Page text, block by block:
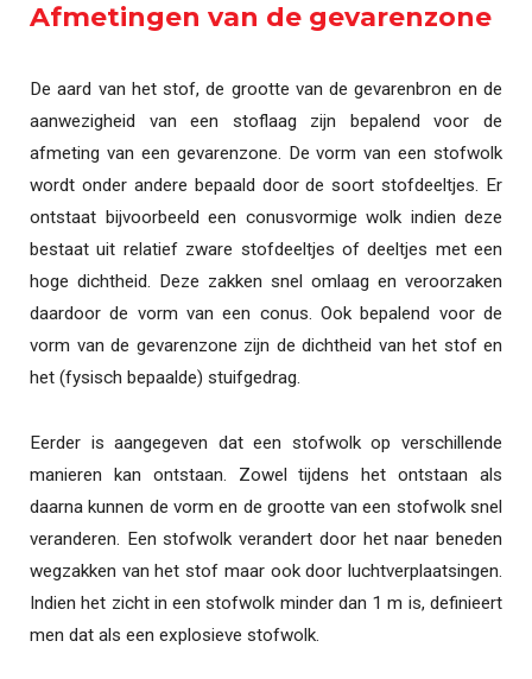
Afmetingen van de gevarenzone
De aard van het stof, de grootte van de gevarenbron en de
aanwezigheid van een stoflaag zijn bepalend voor de
afmeting van een gevarenzone. De vorm van een stofwolk
wordt onder andere bepaald door de soort stofdeeltjes. Er
ontstaat bijvoorbeeld een conusvormige wolk indien deze
bestaat uit relatief zware stofdeeltjes of deeltjes met een
hoge dichtheid. Deze zakken snel omlaag en veroorzaken
daardoor de vorm van een conus. Ook bepalend voor de
vorm van de gevarenzone zijn de dichtheid van het stof en
het (fysisch bepaalde) stuifgedrag.
Eerder is aangegeven dat een stofwolk op verschillende
manieren kan ontstaan. Zowel tijdens het ontstaan als
daarna kunnen de vorm en de grootte van een stofwolk snel
veranderen. Een stofwolk verandert door het naar beneden
wegzakken van het stof maar ook door luchtverplaatsingen.
Indien het zicht in een stofwolk minder dan 1 m is, definieert
men dat als een explosieve stofwolk.